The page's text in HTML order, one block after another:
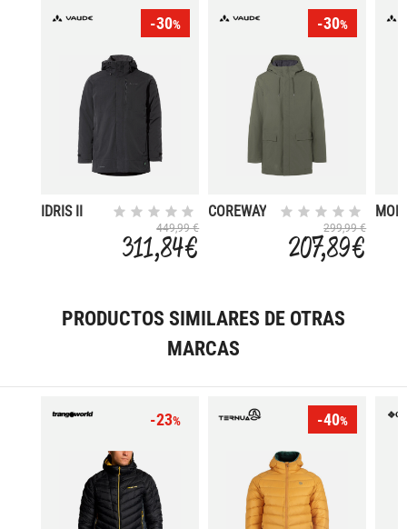
-30%
IDRIS II
449,99 €
311,84 €
-30%
COREWAY
299,99 €
207,89 €
PRODUCTOS SIMILARES DE OTRAS
MARCAS
-23% -40%